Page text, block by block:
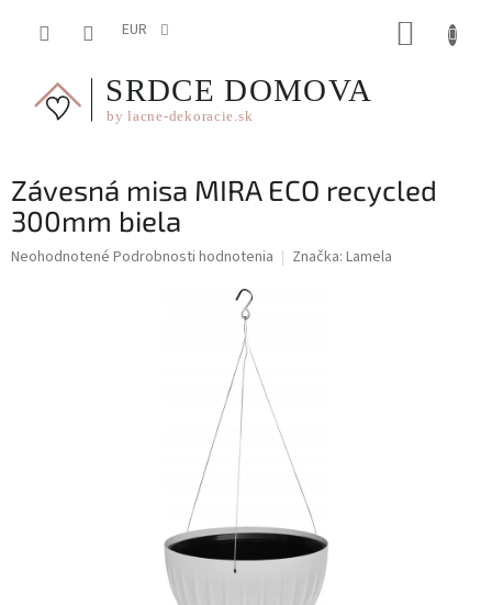
EUR
Závesná misa MIRA ECO recycled
300mm biela
Priemerné
Neohodnotené Podrobnosti hodnotenia Značka: Lamela